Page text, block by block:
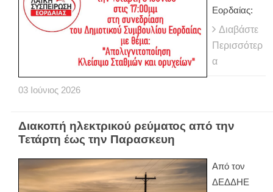
Εορδαίας:
Διαβάστε
Περισσότερ
α
03 Ιούνιος 2026
Διακοπή ηλεκτρικού ρεύματος από την
Τετάρτη έως την Παρασκευη
Από τον
ΔΕΔΔΗΕ